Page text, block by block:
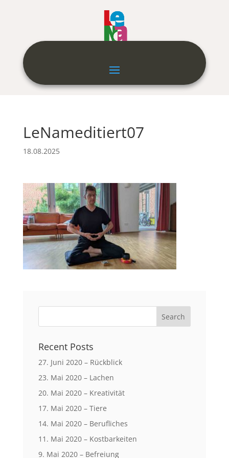
LeNameditiert07
18.08.2025
Recent Posts
27. Juni 2020 – Rückblick
23. Mai 2020 – Lachen
20. Mai 2020 – Kreativität
17. Mai 2020 – Tiere
14. Mai 2020 – Berufliches
11. Mai 2020 – Kostbarkeiten
9. Mai 2020 – Befreiung